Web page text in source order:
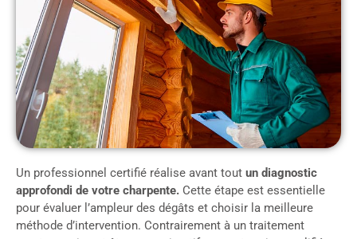
Un professionnel certifié réalise avant tout un diagnostic
approfondi de votre charpente. Cette étape est essentielle
pour évaluer l’ampleur des dégâts et choisir la meilleure
méthode d’intervention. Contrairement à un traitement